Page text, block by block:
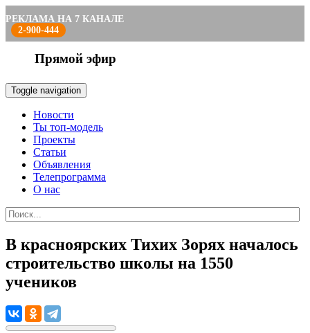
РЕКЛАМА НА 7 КАНАЛЕ
2-900-444
Прямой эфир
Toggle navigation
Новости
Ты топ-модель
Проекты
Статьи
Объявления
Телепрограмма
О нас
В красноярских Тихих Зорях началось
строительство школы на 1550
учеников